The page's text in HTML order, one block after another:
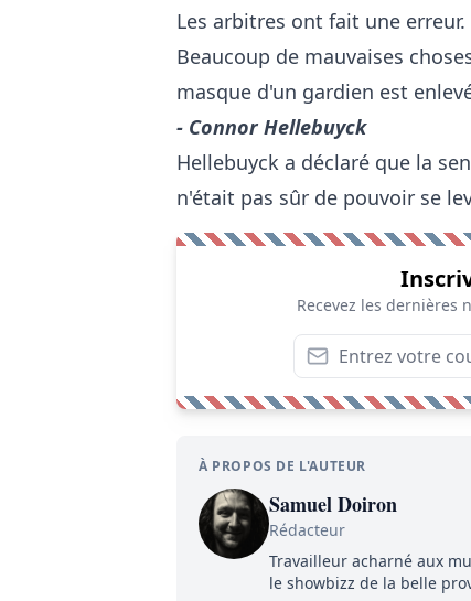
Les arbitres ont fait une
Beaucoup de mauvaises
masque d'un gardien est
- Connor Hellebuyck
Hellebuyck a déclaré que la
n'était pas sûr de pouvoir se
Recevez les dernières
À PROPOS DE L'AUTEUR
Samuel Doiron
Rédacteur
Travailleur acharné aux
le showbizz de la belle